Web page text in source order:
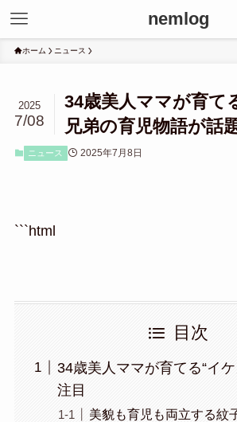
nemlog
ホーム ニュース
34歳美人ママが育て
兄弟の育児物語が話
2025
7/08
ニュース 2025年7月8日
```html
目次
34歳美人ママが育てる“イ
注目
美貌も育児も両立する紋